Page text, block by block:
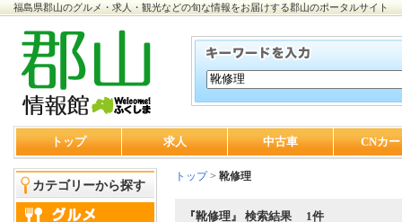
福島県郡山のグルメ・求人・観光などの旬な情報をお届けする郡山のポータルサイト
トップ 求人 中古車 CNカ
カテゴリーから探す
トップ> 靴修理
『靴修理』 検索結果 1件